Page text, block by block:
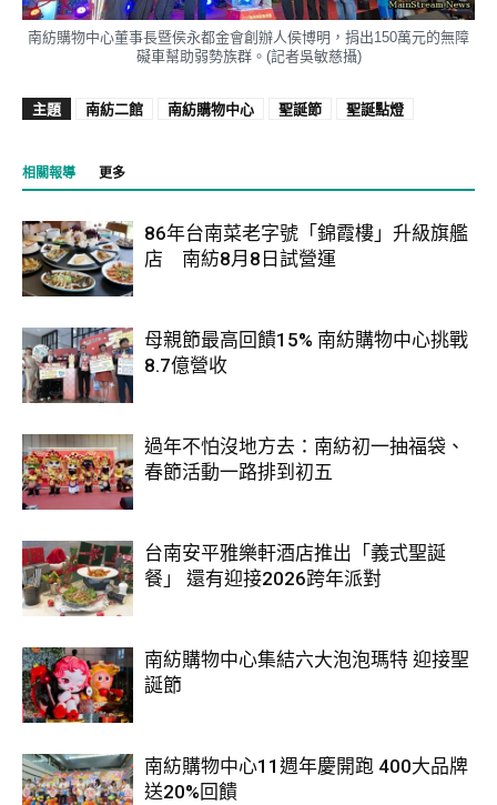
南紡購物中心董事長暨侯永都金會創辦人侯博明，捐出150萬元的無障
礙車幫助弱勢族群。(記者吳敏慈攝)
主題 南紡二館 南紡購物中心 聖誕節 聖誕點燈
相關報導 更多
86年台南菜老字號「錦霞樓」升級旗艦
店 南紡8月8日試營運
母親節最高回饋15% 南紡購物中心挑戰
8.7億營收
過年不怕沒地方去：南紡初一抽福袋、
春節活動一路排到初五
台南安平雅樂軒酒店推出「義式聖誕
餐」 還有迎接2026跨年派對
南紡購物中心集結六大泡泡瑪特 迎接聖
誕節
南紡購物中心11週年慶開跑 400大品牌
送20%回饋